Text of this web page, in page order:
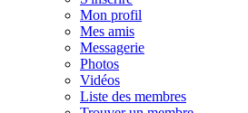
Mon profil
Mes amis
Messagerie
Photos
Vidéos
Liste des membres